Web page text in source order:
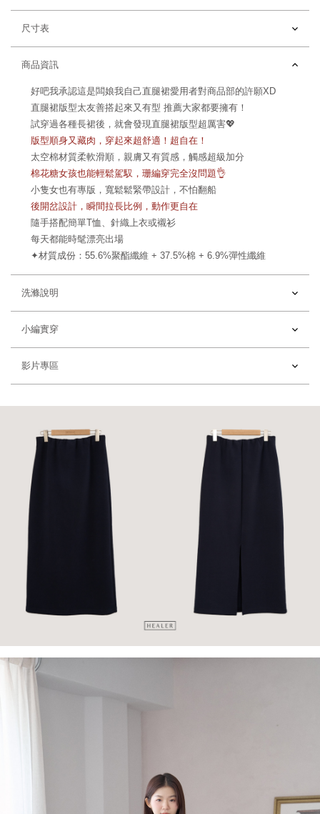
尺寸表
商品資訊
好吧我承認這是闆娘我自己直腿裙愛用者對商品部的許願XD
直腿裙版型太友善搭起來又有型 推薦大家都要擁有！
試穿過各種長裙後，就會發現直腿裙版型超厲害💖
版型順身又藏肉，穿起來超舒適！超自在！
太空棉材質柔軟滑順，親膚又有質感，觸感超級加分
棉花糖女孩也能輕鬆駕馭，珊編穿完全沒問題👌
小隻女也有專版，寬鬆鬆緊帶設計，不怕翻船
後開岔設計，瞬間拉長比例，動作更自在
隨手搭配簡單T恤、針織上衣或襯衫
每天都能時髦漂亮出場
✦材質成份：55.6%聚酯纖維 + 37.5%棉 + 6.9%彈性纖維
洗滌說明
小編實穿
影片專區